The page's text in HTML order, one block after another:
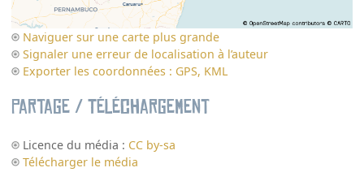
Naviguer sur une carte plus grande
Signaler une erreur de localisation à l’auteur
Exporter les coordonnées : GPS, KML
Partage / Téléchargement
Licence du média : CC by-sa
Télécharger le média